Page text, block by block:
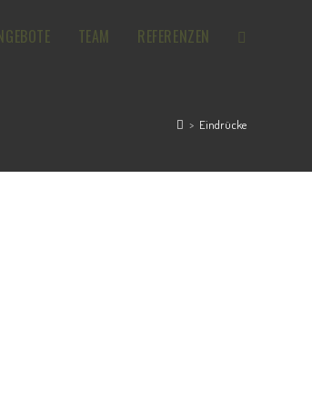
TEAM REFERENZEN TOGGLE
> Eindrücke